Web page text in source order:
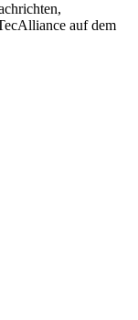
auf dem